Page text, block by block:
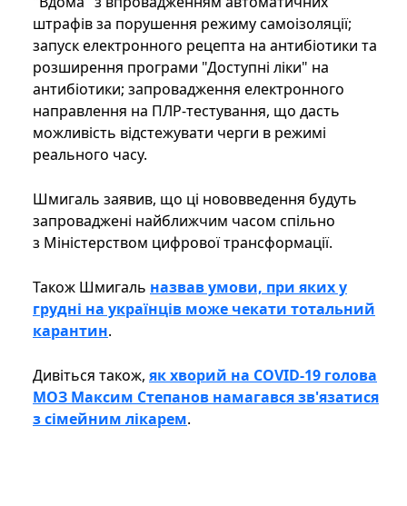
штрафів за порушення режиму самоізоляції;
запуск електронного рецепта на антибіотики та
розширення програми "Доступні ліки" на
антибіотики; запровадження електронного
направлення на ПЛР-тестування, що дасть
можливість відстежувати черги в режимі
реального часу.
Шмигаль заявив, що ці нововведення будуть
запроваджені найближчим часом спільно
з Міністерством цифрової трансформації.
Також Шмигаль назвав умови, при яких у
грудні на українців може чекати тотальний
карантин.
Дивіться також, як хворий на COVID-19 голова
МОЗ Максим Степанов намагався зв'язатися
з сімейним лікарем.